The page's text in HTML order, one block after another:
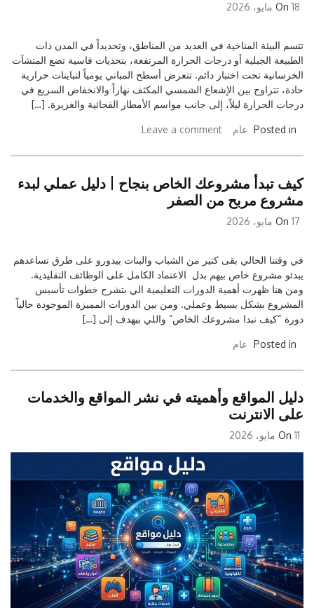
On 18 مايو، 2026
تتسم البيئة المناخية في العديد من المناطق، وتحديداً في المدن ذات
الطبيعة الجبلية أو درجات الحرارة المرتفعة، بتحديات قاسية تضع المنشآت
الخرسانية تحت اختبار دائم. تتعرض أسطح المباني يومياً لتباينات حرارية
حادة، تتراوح بين الإشعاع الشمسي المكثف نهاراً والانخفاض السريع في
درجات الحرارة ليلاً، إلى جانب مواسم الأمطار الفجائية والغزيرة. […]
Posted in عام Leave a comment
كيف تبدأ مشروعك الخاص بنجاح | دليل عملي لبدء
مشروع مربح من الصفر
On 17 مايو، 2026
في وقتنا الحالي بقى كتير من الشباب والبنات بيدورو على طرق تساعدهم
يبدئو مشروع خاص بيهم بدل الاعتماد الكامل على الوظائف التقليدية.
ومن هنا ظهرت أهمية الدورات التعليمية الي بتشرح خطوات تأسيس
المشروع بشكل بسيط وعملي. ومن بين الدورات المميزة الموجودة حالياً
دورة “كيف تبدا مشروعك الخاص” واللي بيهدف إلى […]
Posted in عام
دليل المواقع وأهميته في نشر المواقع والخدمات
على الانترنت
On 11 مايو، 2026